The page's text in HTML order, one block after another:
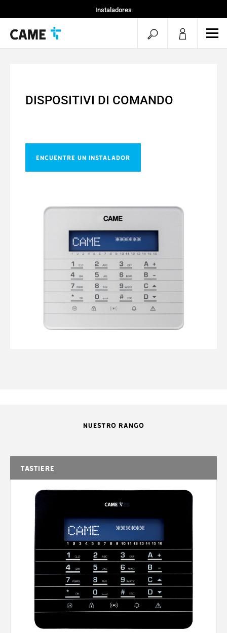
Instaladores
DISPOSITIVI DI COMANDO
ENCUENTRE UN INSTALADOR
NUESTRO RANGO
TASTIERE